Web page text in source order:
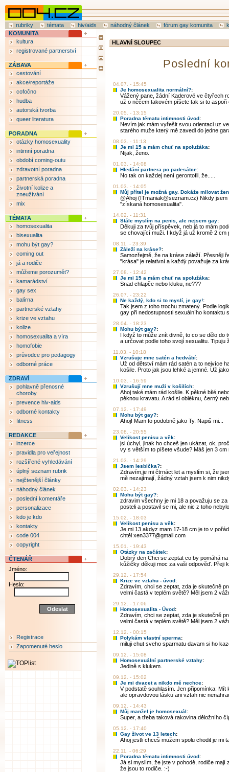
rubriky témata hiv/aids náhodný článek fórum gay komunita
HLAVNÍ SLOUPEC
Poslední
04.07. - 15:45
Je homosexualita normální?:
Vážený pane, žádní Kaderové ve čtyřech
už o něčem takovém píšete tak si to
20.05. - 13:15
Poradna tématu intimnosti úvod:
Nevím jak mám vyřešit svou orientaci uz
starého muže který mě zavedl do jedne
08.03. - 11:13
Je mi 15 a mám chuť na spolužáka:
Nijak, ženo.
01.03. - 14:08
Hledání partnera po padesátce:
No tak on každej není gerontofil, že.....
01.03. - 14:05
Můj přítel je možná gay. Dokáže milovat
@Ahoj (ITmaniak@seznam.cz) Nikdy
"získaná homosexualita".
14.02. - 11:31
Stále myslím na penis, ale nejsem gay:
Děkuji za tvůj příspěvek, neb já to mám
se chovající muži. I když já už kromě 2 cm
08.11. - 23:39
Záleží na kráse?:
Samozřejmě, že na kráse záleží. Přesněji
"krása" je relativní a každý považuje za
27.08. - 12:42
Je mi 15 a mám chuť na spolužáka:
Snad chlapče nebo kluku, ne???
26.07. - 23:22
Ne každý, kdo si to myslí, je gay!:
Tak jsem z toho trochu zmatený. Podle
gay při nedostupnosti sexuálního kontaktu
28.04. - 18:23
Mohu být gay?:
I když to může znít divně, to co se dělo do
a určovat podle toho svojí sexualitu. Tipuju
11.03. - 10:18
Vzrušuje mne satén a hedvábí:
Už od dětství mám rád satén a to nejvíce
košile. Proto jak jsou lehké a jemné. Už
10.03. - 16:59
Vzrušují mne muži v košilích:
Ahoj také mám rád košile. K pěkné
pěknou kravatu. A rád si obléknu, černý
07.12. - 17:49
Mohu být gay?:
Ahoj! Mam to podobně jako Ty. Napiš mi...
23.08. - 20:55
Velikost penisu a věk:
jsi úchyl, jinak ho chceš jen ukázat, ok,
vy s větším to píšete všude? Máš jen 3 cm
21.03. - 14:29
Jsem lesbička?:
Zdravím,je mi čtrnáct let a myslím si, že
mě nezajímají, žádný vztah jsem k nim
02.03. - 14:23
Mohu být gay?:
zdravim všechny je mi 18 a považuju se
posteli a postavil se mi, ale nic z toho
15.02. - 18:03
Velikost penisu a věk:
Je mi 13 akdyz mam 17-18 cm je to v
chtěl xen3377@gmail.com
15.01. - 19:43
Otázky na začátek:
Dobrý den Chci se zeptat co by pomáhá
kůžičky děkuji moc za vaši odpověď. Přeji
29.12. - 17:54
Krize ve vztahu - úvod:
Zdravím, chci se zeptat, zda je skutečně
velmi častá v teplém světě? Měl jsem 2
29.12. - 17:06
Homosexualita - Úvod:
Zdravím, chci se zeptat, zda je skutečně
velmi častá v teplém světě? Měl jsem 2
12.12. - 00:15
Polykám vlastní sperma:
miluji chut sveho sparmatu davam si ho
09.12. - 15:08
Homosexuální partnerské vztahy:
Jedině s klukem.
09.12. - 15:02
Je mi dvacet a nikdo mě nechce:
V podstatě souhlasím. Jen připomínka: Mít
ale opravdovou lásku ani vztah nic
09.12. - 14:43
Můj manžel je homosexuál:
Super, a třeba taková rakovina děložního
05.12. - 17:40
Gay život ve 13 letech:
Ahoj jestli chceš mužem spolu chodit je mi
22.11. - 06:29
Poradna tématu intimnosti úvod:
Já si myslím, že jste v pohodě, rodiče mají
že jsou to rodiče. :-)
KOMUNITA
kultura
registrované partnerství
ZÁBAVA
cestování
akce/reportáže
cofočno
hudba
autorská tvorba
queer literatura
PORADNA
otázky homosexuality
intimní poradna
období coming-outu
zdravotní poradna
partnerská poradna
životní kolize a
zneužívání
mix
TÉMATA
homosexualita
bisexualita
mohu být gay?
coming out
já a rodiče
můžeme porozumět?
kamarádství
gay sex
balírna
partnerské vztahy
krize ve vztahu
kolize
homosexualita a víra
homofobie
průvodce pro pedagogy
odborné práce
ZDRAVÍ
pohlavně přenosné
choroby
prevence hiv-aids
odborné kontakty
fitness
REDAKCE
inzerce
pravidla pro veřejnost
rozšířené vyhledávání
úplný seznam rubrik
nejčtenější články
náhodný článek
poslední komentáře
personalizace
kdo je kdo
kontakty
code 004
copyright
ČTENÁŘ
Jméno:
Heslo:
Registrace
Zapomenuté heslo